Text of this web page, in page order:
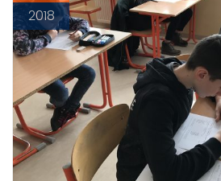
2018